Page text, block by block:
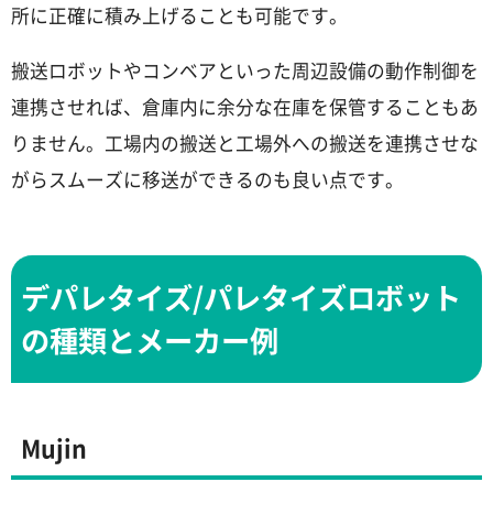
所に正確に積み上げることも可能です。
搬送ロボットやコンベアといった周辺設備の動作制御を
連携させれば、倉庫内に余分な在庫を保管することもあ
りません。工場内の搬送と工場外への搬送を連携させな
がらスムーズに移送ができるのも良い点です。
デパレタイズ/パレタイズロボット
の種類とメーカー例
Mujin